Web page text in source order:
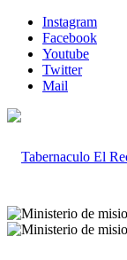
Instagram
Facebook
Youtube
Twitter
Mail